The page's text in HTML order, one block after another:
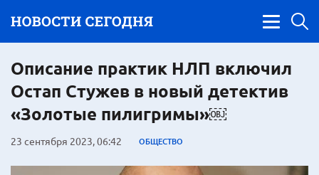
Описание практик НЛП включил
Остап Стужев в новый детектив
«Золотые пилигримы»￼
23 сентября 2023, 06:42 ОБЩЕСТВО